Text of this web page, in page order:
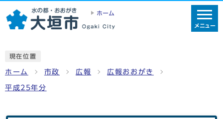
ホーム
メニュー
現在位置
ホーム 市政 広報 広報おおがき
平成25年分